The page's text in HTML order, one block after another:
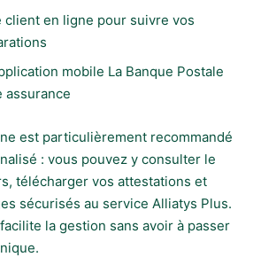
client en ligne pour suivre vos
mobile La Banque Postale
assurance
est particulièrement recommandé
: vous pouvez y consulter le
télécharger vos attestations et
sécurisés au service Alliatys Plus.
la gestion sans avoir à passer